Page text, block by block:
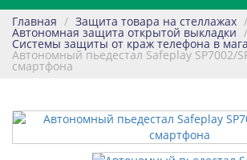
Главная / Защита товара на стеллажах /
Автономная защита открытой выкладки /
Системы защиты от краж телефона в
Автономный пьедестал Safeplay SP7002/
смартфона